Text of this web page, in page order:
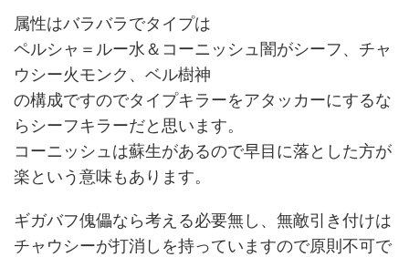
属性はバラバラでタイプは
ペルシャ＝ルー水＆コーニッシュ闇がシーフ、チャ
ウシー火モンク、ベル樹神
の構成ですのでタイプキラーをアタッカーにするな
らシーフキラーだと思います。
コーニッシュは蘇生があるので早目に落とした方が
楽という意味もあります。
ギガバフ傀儡なら考える必要無し、無敵引き付けは
チャウシーが打消しを持っていますので原則不可で